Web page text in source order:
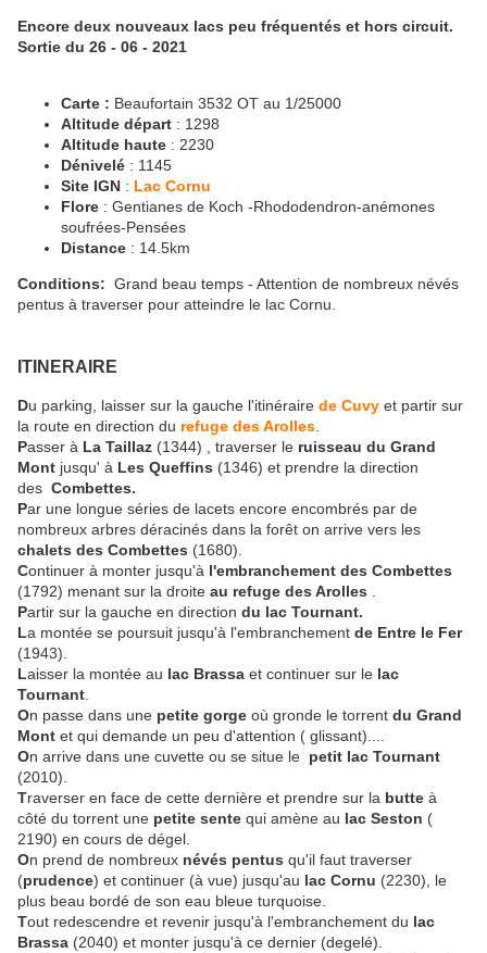
Encore deux nouveaux lacs peu fréquentés et hors circuit.
Sortie du 26 - 06 - 2021
Carte : Beaufortain 3532 OT au 1/25000
Altitude départ : 1298
Altitude haute : 2230
Dénivelé : 1145
Site IGN : Lac Cornu
Flore : Gentianes de Koch -Rhododendron-anémones
soufrées-Pensées
Distance : 14.5km
Conditions: Grand beau temps - Attention de nombreux névés
pentus à traverser pour atteindre le lac Cornu.
ITINERAIRE
Du parking, laisser sur la gauche l'itinéraire de Cuvy et partir sur
la route en direction du refuge des Arolles
Passer à La Taillaz (1344) , traverser le ruisseau du Grand
Mont jusqu' à Les Queffins (1346) et prendre la direction
des Combettes.
Par une longue séries de lacets encore encombrés par de
nombreux arbres déracinés dans la forêt on arrive vers les
chalets des Combettes (1680).
Continuer à monter jusqu'à l'embranchement des Combettes
(1792) menant sur la droite au refuge des Arolles
Partir sur la gauche en direction du lac Tournant.
La montée se poursuit jusqu'à l'embranchement de Entre le Fer
(1943).
Laisser la montée au lac Brassa et continuer sur le lac
Tournant
On passe dans une petite gorge où gronde le torrent du Grand
Mont et qui demande un peu d'attention ( glissant)....
On arrive dans une cuvette ou se situe le petit lac Tournant
(2010).
Traverser en face de cette dernière et prendre sur la butte à
côté du torrent une petite sente qui amène au lac Seston (
2190) en cours de dégel.
On prend de nombreux névés pentus qu'il faut traverser
(prudence) et continuer (à vue) jusqu'au lac Cornu (2230), le
plus beau bordé de son eau bleue turquoise.
Tout redescendre et revenir jusqu'à l'embranchement du lac
Brassa (2040) et monter jusqu'à ce dernier (degelé).